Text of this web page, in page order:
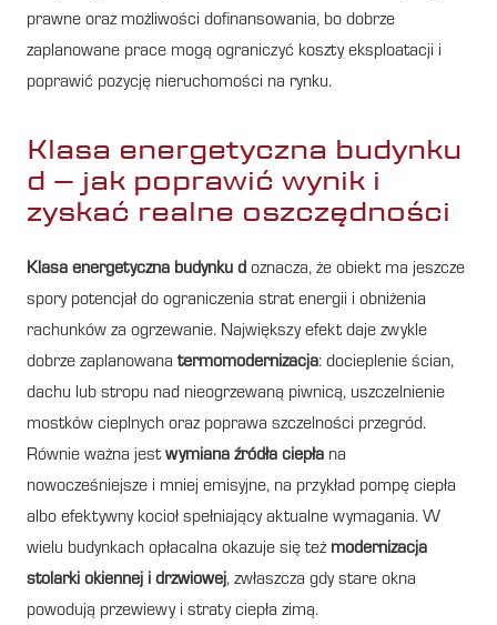
prawne oraz możliwości dofinansowania, bo dobrze
zaplanowane prace mogą ograniczyć koszty eksploatacji i
poprawić pozycję nieruchomości na rynku.
Klasa energetyczna budynku
d – jak poprawić wynik i
zyskać realne oszczędności
Klasa energetyczna budynku d oznacza, że obiekt ma jeszcze
spory potencjał do ograniczenia strat energii i obniżenia
rachunków za ogrzewanie. Największy efekt daje zwykle
dobrze zaplanowana termomodernizacja: docieplenie ścian,
dachu lub stropu nad nieogrzewaną piwnicą, uszczelnienie
mostków cieplnych oraz poprawa szczelności przegród.
Równie ważna jestwymiana źródła ciepła na
nowocześniejsze i mniej emisyjne, na przykład pompę ciepła
albo efektywny kocioł spełniający aktualne wymagania. W
wielu budynkach opłacalna okazuje się też modernizacja
stolarki okiennej i drzwiowej, zwłaszcza gdy stare okna
powodują przewiewy i straty ciepła zimą.